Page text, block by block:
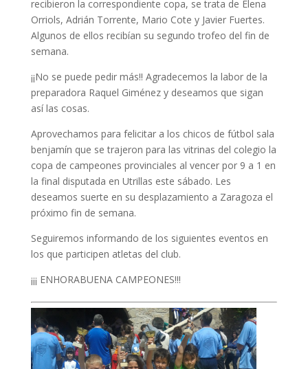
recibieron la correspondiente copa, se trata de Elena
Orriols, Adrián Torrente, Mario Cote y Javier Fuertes.
Algunos de ellos recibían su segundo trofeo del fin de
semana.
¡¡No se puede pedir más!! Agradecemos la labor de la
preparadora Raquel Giménez y deseamos que sigan
así las cosas.
Aprovechamos para felicitar a los chicos de fútbol sala
benjamín que se trajeron para las vitrinas del colegio la
copa de campeones provinciales al vencer por 9 a 1 en
la final disputada en Utrillas este sábado. Les
deseamos suerte en su desplazamiento a Zaragoza el
próximo fin de semana.
Seguiremos informando de los siguientes eventos en
los que participen atletas del club.
¡¡¡ ENHORABUENA CAMPEONES!!!